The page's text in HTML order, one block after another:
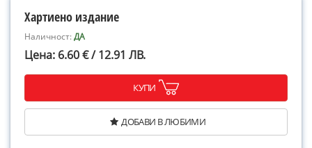
Хартиено издание
Наличност:ДА
Цена: 6.60 € / 12.91 ЛВ.
КУПИ
ДОБАВИ В ЛЮБИМИ